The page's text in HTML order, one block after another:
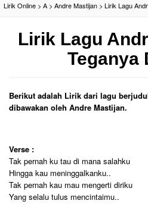
Lirik Online > A > Andre Mastijan > Lirik Lagu
Lirik Lagu
Teganya
Berikut adalah Lirik dari lagu
dibawakan oleh Andre Mastijan.
Verse :
Tak pernah ku tau di mana salahku
Hingga kau meninggalkanku..
Tak pernah kau mau mengerti diriku
Yang selalu tulus mencintaimu..